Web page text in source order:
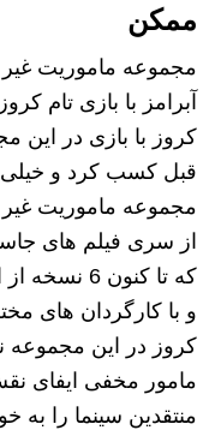
ممکن
مجموعه ماموریت
کروز با بازی در
قبل کسب کرد و خیلی
مجموعه ماموریت
از سری فیلم های
که تا
و با کارگردان های
کروز در این مجموعه
مامور مخفی ایفای
منتقدین سینما را به